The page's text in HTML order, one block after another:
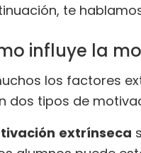
te
influye la
los factores
dos tipos de
extrínseca